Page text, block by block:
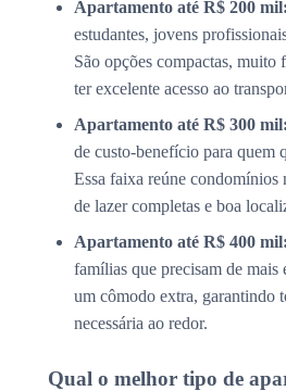
Apartamento até R$ 200 mil:
estudantes, jovens
São opções compactas, muito
ter excelente acesso ao
Apartamento até R$ 300 mil:
de custo-benefício para quem
Essa faixa reúne condomínios
de lazer completas e boa
Apartamento até R$ 400 mil:
famílias que precisam de mais
um cômodo extra, garantindo
necessária ao redor.
Qual o melhor tipo de